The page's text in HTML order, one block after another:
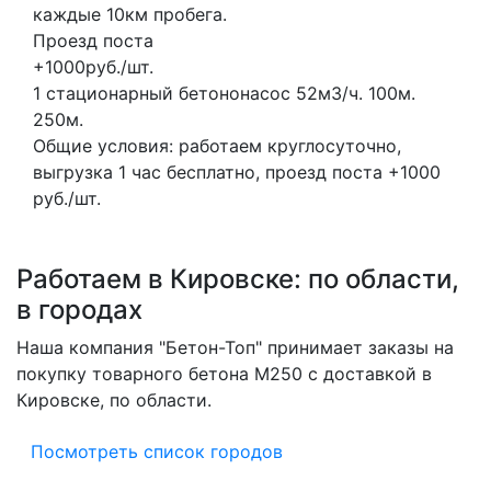
каждые 10км пробега.
Проезд поста
+1000руб./шт.
1 стационарный бетононасос 52м3/ч. 100м.
250м.
Общие условия: работаем круглосуточно,
выгрузка 1 час бесплатно, проезд поста +1000
руб./шт.
Работаем в Кировске: по области,
в городах
Наша компания "Бетон-Топ" принимает заказы на
покупку товарного бетона M250 с доставкой в
Кировске, по области.
Посмотреть список городов